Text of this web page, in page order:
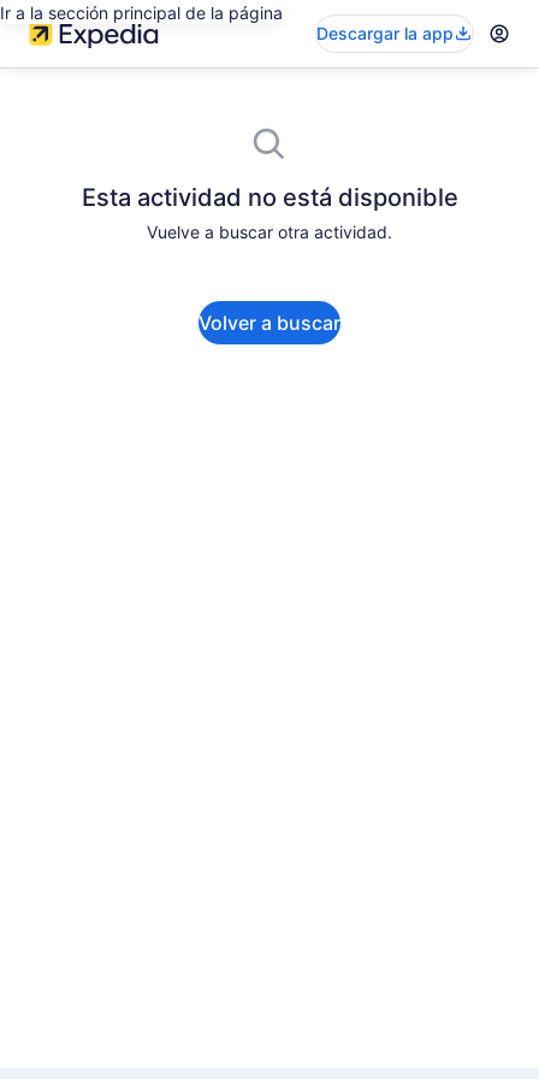
Ir a la sección principal de la página
Descargar la app
Esta actividad no está disponible
Vuelve a buscar otra actividad.
Volver a buscar